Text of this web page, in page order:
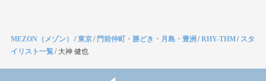
MEZON（メゾン） /東京/ 門前仲町・勝どき・月島・豊洲 /RHY-THM/ スタ
イリスト一覧/ 大神 健也